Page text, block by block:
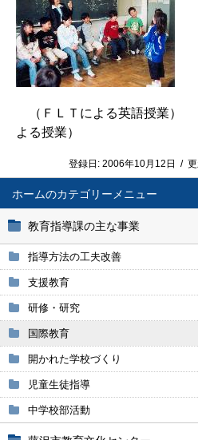
ホーム
教育指導課の主な事業
指導方法の工夫改善
支援教育
研修・研究
国際教育
開かれた学校づくり
児童生徒指導
中学校部活動
（ＦＬＴによる英語授業
よる授業）
登録日: 2006年10月12日 /